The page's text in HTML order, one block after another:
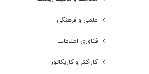
علمی و فرهنگی
فناوری اطلاعات
کاراکتر و کاریکاتور